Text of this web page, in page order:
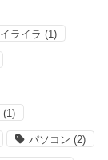
イライラ (1)
(1)
パソコン (2)